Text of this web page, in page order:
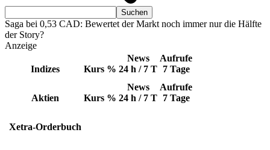
Saga bei 0,53 CAD: Bewertet der Markt noch immer nur die Hälfte
der Story?
Anzeige
Indizes Kurs %
News
24 h / 7 T
Aufrufe
7 Tage
Aktien Kurs %
News
24 h / 7 T
Aufrufe
7 Tage
Xetra-Orderbuch